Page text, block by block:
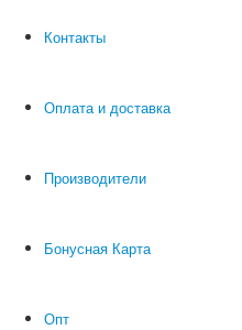
Контакты
Оплата и доставка
Производители
Бонусная Карта
Опт